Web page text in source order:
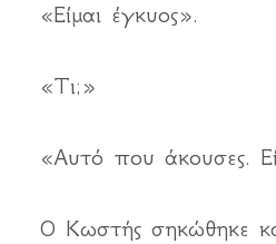
«Είμαι έγκυος».
«Τι;»
«Αυτό που άκουσες.
Ο Κωστής σηκώθηκε